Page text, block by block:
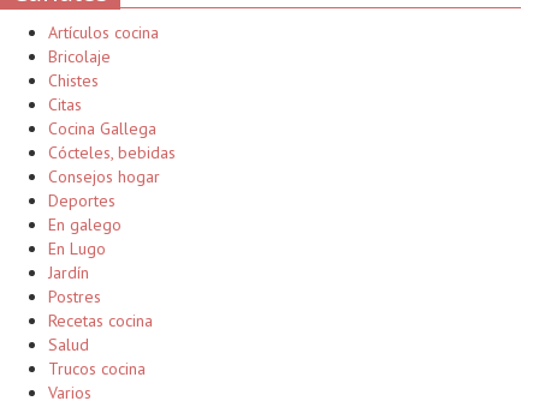
Artículos cocina
Bricolaje
Chistes
Citas
Cocina Gallega
Cócteles, bebidas
Consejos hogar
Deportes
En galego
En Lugo
Jardín
Postres
Recetas cocina
Salud
Trucos cocina
Varios